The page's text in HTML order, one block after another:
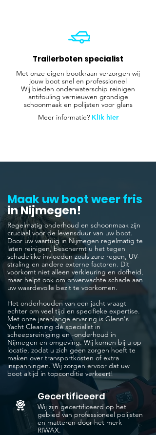
Trailerboten specialist
Met onze eigen bootkraan verzorgen wij
jouw boot snel en professioneel
Wij bieden onderwaterschip reinigen
antifouling vernieuwen grondige
schoonmaak en polijsten voor glans
Meer informatie? Klik hier
Maak uw boot weer fris
in Nijmegen!
Regelmatig onderhoud en schoonmaak zijn
cruciaal voor de levensduur van uw boot.
Door uw vaartuig in Nijmegen regelmatig te
laten reinigen, beschermt u het tegen
schadelijke invloeden zoals zure regen, UV-
straling en andere externe factoren. Dit
voorkomt niet alleen verkleuring en dofheid,
maar helpt ook om onverwachte schade aan
uw waardevolle bezit te voorkomen.
Het onderhouden van een jacht vraagt
echter om veel tijd en specifieke expertise.
Met onze jarenlange ervaring is Glenn's
Yacht Cleaning dé specialist in
scheepsreiniging en -onderhoud in
Nijmegen en omgeving. Wij komen bij u op
locatie, zodat u zich geen zorgen hoeft te
maken over transportkosten of extra
inspanningen. Wij zorgen ervoor dat uw
boot altijd in topconditie verkeert!
Gecertificeerd
Wij zijn gecertificeerd op het
gebied van professioneel polijsten
en matteren door het merk
RIWAX.